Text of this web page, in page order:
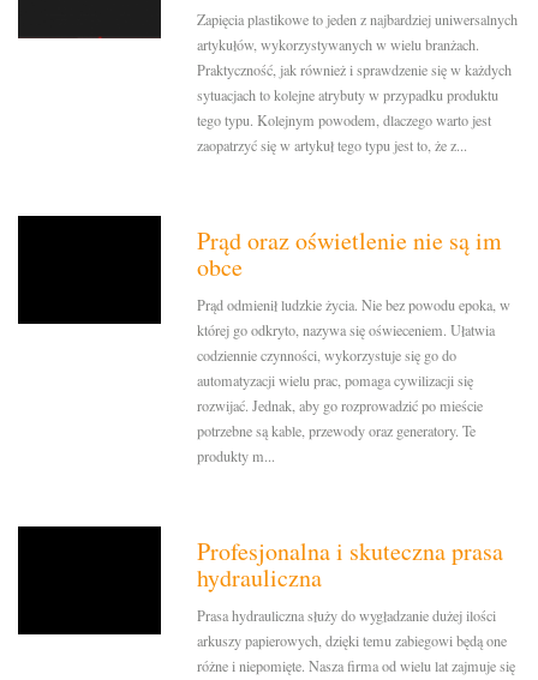
Zapięcia plastikowe to jeden z najbardziej uniwersalnych
artykułów, wykorzystywanych w wielu branżach.
Praktyczność, jak również i sprawdzenie się w każdych
sytuacjach to kolejne atrybuty w przypadku produktu
tego typu. Kolejnym powodem, dlaczego warto jest
zaopatrzyć się w artykuł tego typu jest to, że z...
Prąd oraz oświetlenie nie są im
obce
Prąd odmienił ludzkie życia. Nie bez powodu epoka, w
której go odkryto, nazywa się oświeceniem. Ułatwia
codziennie czynności, wykorzystuje się go do
automatyzacji wielu prac, pomaga cywilizacji się
rozwijać. Jednak, aby go rozprowadzić po mieście
potrzebne są kable, przewody oraz generatory. Te
produkty m...
Profesjonalna i skuteczna prasa
hydrauliczna
Prasa hydrauliczna służy do wygładzanie dużej ilości
arkuszy papierowych, dzięki temu zabiegowi będą one
różne i niepomięte. Nasza firma od wielu lat zajmuje się